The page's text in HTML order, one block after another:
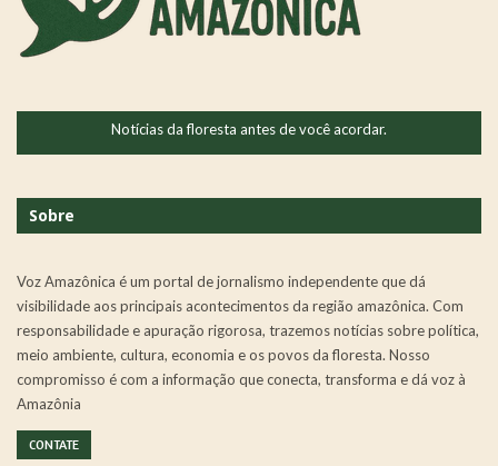
Notícias da floresta antes de você acordar.
Sobre
Voz Amazônica é um portal de jornalismo independente que dá
visibilidade aos principais acontecimentos da região amazônica. Com
responsabilidade e apuração rigorosa, trazemos notícias sobre política,
meio ambiente, cultura, economia e os povos da floresta. Nosso
compromisso é com a informação que conecta, transforma e dá voz à
Amazônia
CONTATE